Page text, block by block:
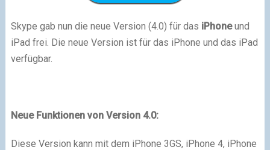
Skype gab nun die neue Version (4.0) für das iPhoneund
iPad frei. Die neue Version ist für das iPhone und das iPad
verfügbar.
Neue Funktionen von Version 4.0:
Diese Version kann mit dem iPhone 3GS, iPhone 4, iPhone